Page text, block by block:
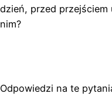
dzień, przed przejściem
nim?
Odpowiedzi na te